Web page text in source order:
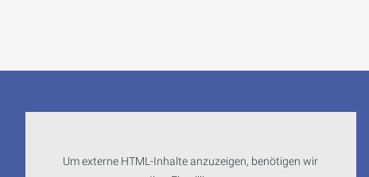
Um externe HTML-Inhalte anzuzeigen, benötigen wir